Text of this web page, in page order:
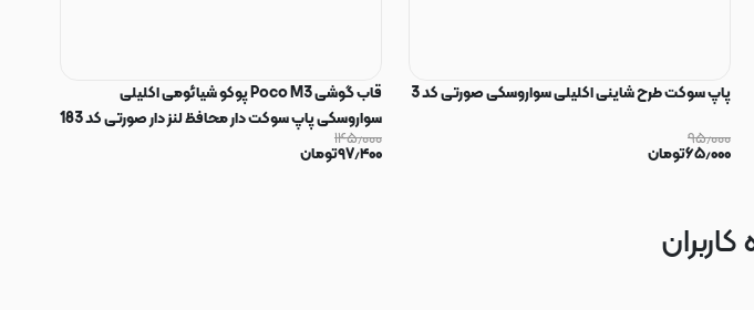
پاپ سوکت طرح شاینی اکلیلی سواروسکی صورتی کد 3
۹۵٫۰۰۰
۶۵٫۰۰۰تومان
قاب گوشی Poco M3 پوکو شیائومی اکلیلی
سواروسکی پاپ سوکت دار محافظ لنز دار صورتی کد 183
۱۴۵٫۰۰۰
۹۷٫۴۰۰تومان